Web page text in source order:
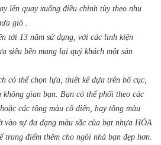
lên quay xuống điều chỉnh tùy theo nhu
gió .
tới 13 năm sử dụng, với các linh kiện
siêu bền mang lại quý khách một sản
có thể chọn lựa, thiết kế dựa trên bố cục,
không gian bạn. Bạn có thể phối theo các
các tông màu cổ điển, hay tông màu
vào sự đa dạng màu sắc của bạt nhựa HÒA
điểm thêm cho ngôi nhà bạn đẹp hơn.